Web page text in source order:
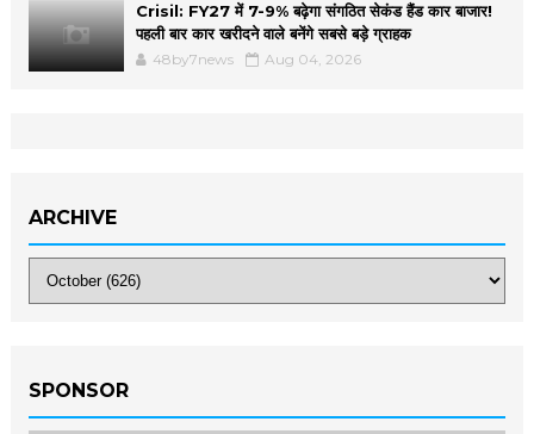
Crisil: FY27 में 7-9% बढ़ेगा संगठित सेकंड हैंड कार बाजार!
पहली बार कार खरीदने वाले बनेंगे सबसे बड़े ग्राहक
48by7news Aug 04, 2026
ARCHIVE
SPONSOR